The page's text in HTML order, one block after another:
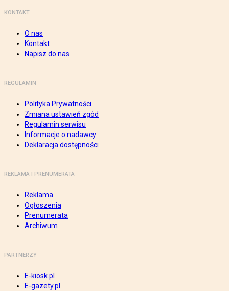
KONTAKT
O nas
Kontakt
Napisz do nas
REGULAMIN
Polityka Prywatności
Zmiana ustawień zgód
Regulamin serwisu
Informacje o nadawcy
Deklaracja dostępności
REKLAMA I PRENUMERATA
Reklama
Ogłoszenia
Prenumerata
Archiwum
PARTNERZY
E-kiosk.pl
E-gazety.pl